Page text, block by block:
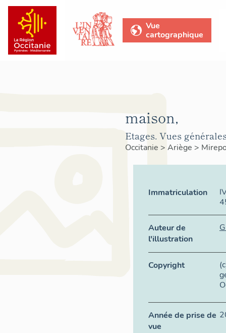
Vue
cartographique
maison,
Etages. Vues
Occitanie > Ariège >
Immatriculation
Auteur de
l'illustration
Copyright
Année de prise de
vue